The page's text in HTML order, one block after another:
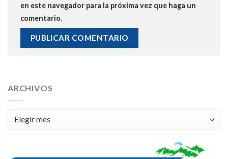
en este navegador para la próxima vez que haga un
comentario.
ARCHIVOS
Archivos